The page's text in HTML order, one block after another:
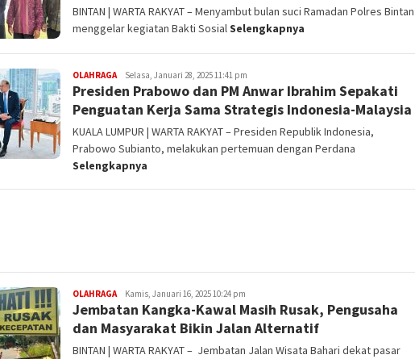
BINTAN | WARTA RAKYAT – Menyambut bulan suci Ramadan Polres Bintan
menggelar kegiatan Bakti SosialSelengkapnya
OLAHRAGARedaksi
Selasa, Januari 28, 2025 11:41 pm
Presiden Prabowo dan PM Anwar Ibrahim Sepakati
Penguatan Kerja Sama Strategis Indonesia-Malaysia
KUALA LUMPUR | WARTA RAKYAT – Presiden Republik Indonesia,
Prabowo Subianto, melakukan pertemuan dengan Perdana
Selengkapnya
OLAHRAGARedaksi
Kamis, Januari 16, 2025 10:24 pm
Jembatan Kangka-Kawal Masih Rusak, Pengusaha
dan Masyarakat Bikin Jalan Alternatif
BINTAN | WARTA RAKYAT – Jembatan Jalan Wisata Bahari dekat pasar